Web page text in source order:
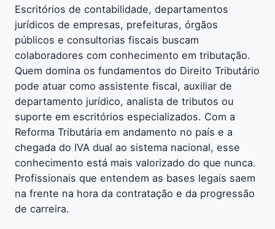
Escritórios de contabilidade, departamentos
jurídicos de empresas, prefeituras, órgãos
públicos e consultorias fiscais buscam
colaboradores com conhecimento em tributação.
Quem domina os fundamentos do Direito Tributário
pode atuar como assistente fiscal, auxiliar de
departamento jurídico, analista de tributos ou
suporte em escritórios especializados. Com a
Reforma Tributária em andamento no país e a
chegada do IVA dual ao sistema nacional, esse
conhecimento está mais valorizado do que nunca.
Profissionais que entendem as bases legais saem
na frente na hora da contratação e da progressão
de carreira.